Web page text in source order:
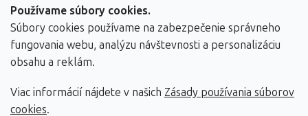
Používame súbory cookies.
Súbory cookies používame na zabezpečenie správneho
fungovania webu, analýzu návštevnosti a personalizáciu
obsahu a reklám.
Viac informácií nájdete v našich Zásady používania súborov
cookies.